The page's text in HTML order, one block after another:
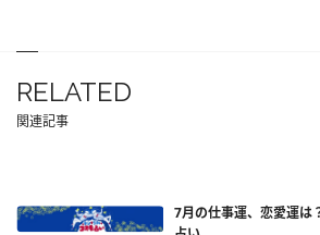
RELATED
関連記事
7月の仕事運、恋愛運